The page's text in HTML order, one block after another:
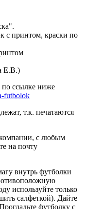
с принтом, краски по
Е.В.)
по ссылке ниже
futbolok
т.к. печатаются
с любым
на почту
внутрь футболки
используйте только
салфеткой). Дайте
футболку с